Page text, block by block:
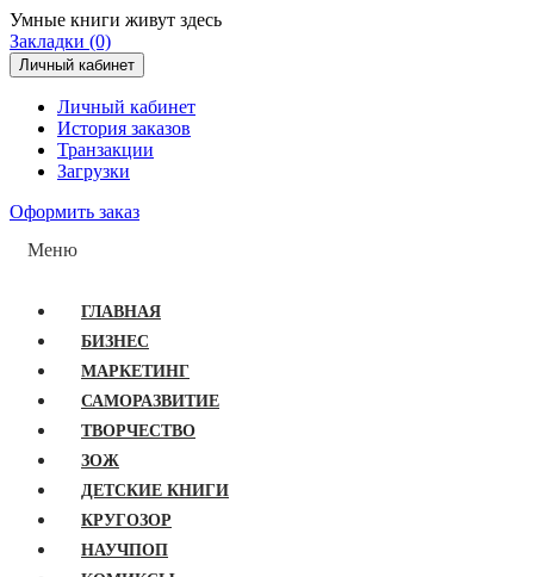
Умные книги живут здесь
Закладки (0)
Личный кабинет
Личный кабинет
История заказов
Транзакции
Загрузки
Оформить заказ
Меню
ГЛАВНАЯ
БИЗНЕС
МАРКЕТИНГ
САМОРАЗВИТИЕ
ТВОРЧЕСТВО
ЗОЖ
ДЕТСКИЕ КНИГИ
КРУГОЗОР
НАУЧПОП